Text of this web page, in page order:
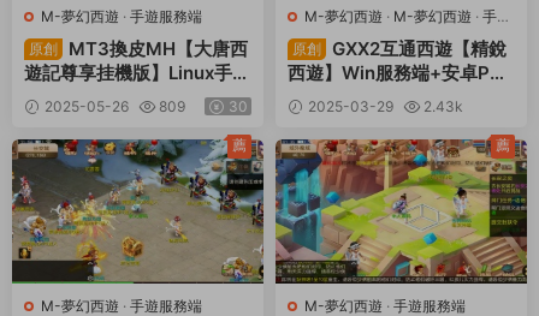
M-夢幻西遊 · 手遊服務端
原創
MT3換皮MH【大唐西
遊記尊享挂機版】Linux手工
服務端+安卓蘋果雙端+攻略
+GM後台+全套源碼+視頻
架設教程
2025-05-26 809 30
M-夢幻西遊 · M-夢幻西遊 · 手遊
服務端·端遊服務端
原創
GXX2互通西遊【精銳
西遊】Win服務端+安卓PC
雙端+全套源碼+GM工具
+攻略+視頻架設教程
2025-03-29
2.43k
M-夢幻西遊 · 手遊服務端
薦
M-夢幻西遊 · 手遊服務端
薦